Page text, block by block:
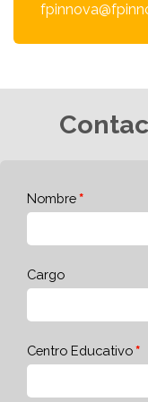
Nombre
Cargo
Centro Educativo